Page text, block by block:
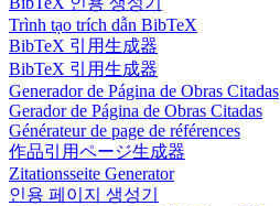
Trình tạo trích dẫn BibTeX
BibTeX 引用生成器
BibTeX 引用生成器
Generador de Página de Obras Citadas
Gerador de Página de Obras Citadas
Générateur de page de références
作品引用ページ生成器
Zitationsseite Generator
인용 페이지 생성기